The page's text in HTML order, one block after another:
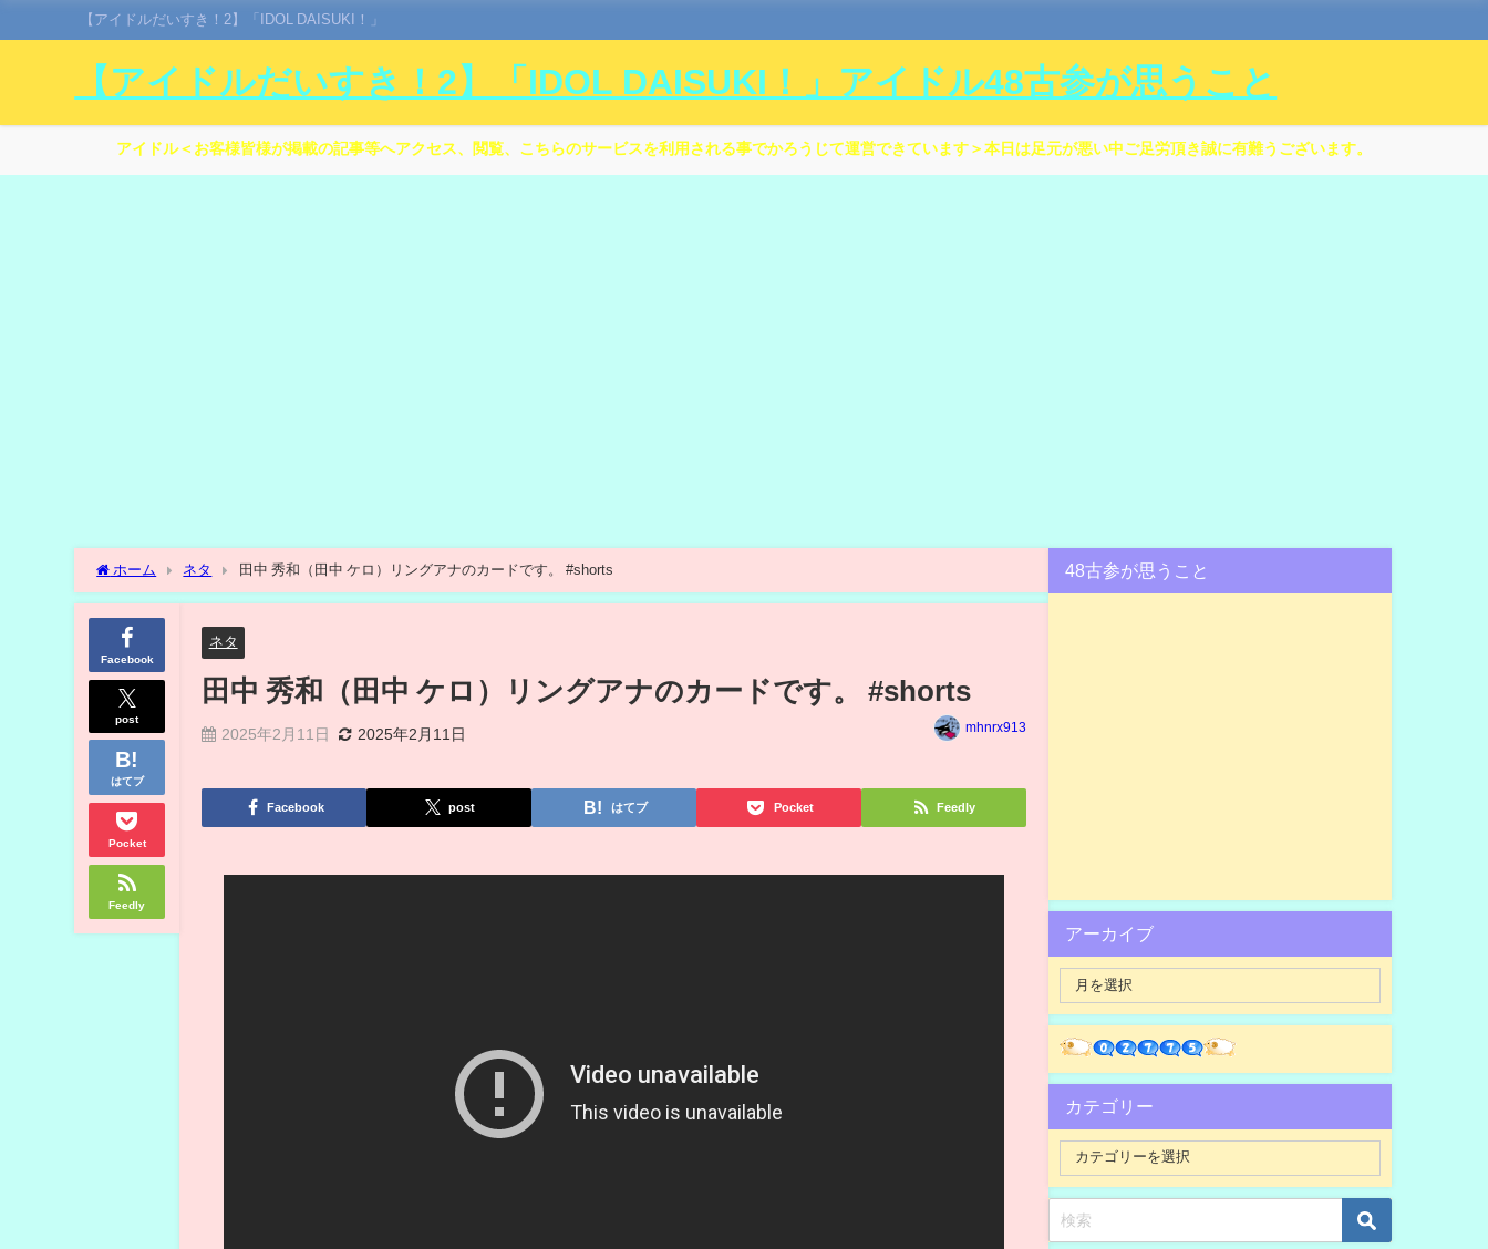
【アイドルだいすき！2】「IDOL DAISUKI！」
【アイドルだいすき！2】「IDOL DAISUKI！」アイドル48古参が思うこと
アイドル＜お客様皆様が掲載の記事等へアクセス、閲覧、こちらのサービスを利用される事でかろうじて運営できています＞本日は足元が悪い中ご足労頂き誠に有難うございます。
ホーム ネタ 田中 秀和（田中 ケロ）リングアナのカードです。 #shorts
Facebook
post
はてブ
Pocket
Feedly
ネタ
田中 秀和（田中 ケロ）リングアナのカードです。 #shorts
2025年2月11日 2025年2月11日 mhnrx913
Facebook post はてブ Pocket Feedly
48古参が思うこと
アーカイブ
カテゴリー